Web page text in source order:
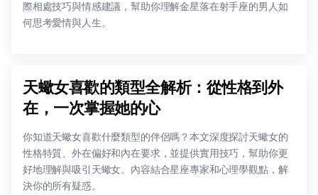
際相處技巧與情感建議，幫助你理解金星落在射手座的男人如
何思考愛情與人生。
天蠍女喜歡的類型全解析：從性格到外
在，一次掌握她的心
你知道天蠍女喜歡什麼類型的伴侶嗎？本文深度探討天蠍女的
性格特質、外在偏好和內在要求，並提供實用技巧，幫助你更
好地理解與吸引天蠍女。內容結合星座專家和心理學觀點，解
決你的所有疑惑。